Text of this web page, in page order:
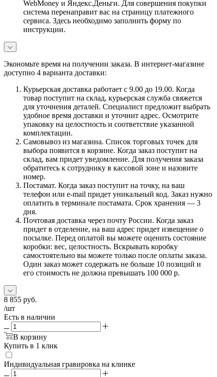
WebMoney и Яндекс.Деньги. Для совершения покупки
система перенаправит вас на страницу платежного
сервиса. Здесь необходимо заполнить форму по
инструкции.
Экономьте время на получении заказа. В интернет-магазине
доступно 4 варианта доставки:
Курьерская доставка работает с 9.00 до 19.00. Когда
товар поступит на склад, курьерская служба свяжется
для уточнения деталей. Специалист предложит выбрать
удобное время доставки и уточнит адрес. Осмотрите
упаковку на целостность и соответствие указанной
комплектации.
Самовывоз из магазина. Список торговых точек для
выбора появится в корзине. Когда заказ поступит на
склад, вам придет уведомление. Для получения заказа
обратитесь к сотруднику в кассовой зоне и назовите
номер.
Постамат. Когда заказ поступит на точку, на ваш
телефон или e-mail придет уникальный код. Заказ нужно
оплатить в терминале постамата. Срок хранения — 3
дня.
Почтовая доставка через почту России. Когда заказ
придет в отделение, на ваш адрес придет извещение о
посылке. Перед оплатой вы можете оценить состояние
коробки: вес, целостность. Вскрывать коробку
самостоятельно вы можете только после оплаты заказа.
Один заказ может содержать не больше 10 позиций и
его стоимость не должна превышать 100 000 р.
8 855 руб.
/шт
Есть в наличии
В корзину
Купить в 1 клик
Индивидуальная гравировка на клинке